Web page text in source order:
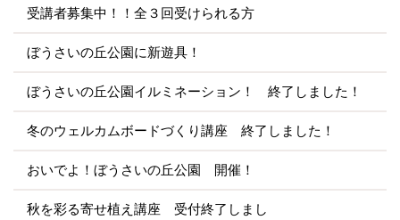
受講者募集中！！全３回受けられる方
ぼうさいの丘公園に新遊具！
ぼうさいの丘公園イルミネーション！ 終了しました！
冬のウェルカムボードづくり講座 終了しました！
おいでよ！ぼうさいの丘公園 開催！
秋を彩る寄せ植え講座 受付終了しまし